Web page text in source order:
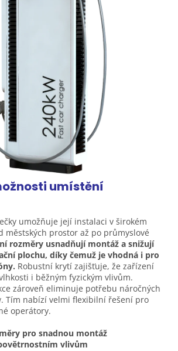
umístění
umožňuje její instalaci v širokém
městských prostor až po průmyslové
rozměry usnadňují montáž a snižují
plochu, díky čemuž je vhodná i pro
Robustní krytí zajišťuje, že zařízení
i běžným fyzickým vlivům.
zároveň eliminuje potřebu náročných
Tím nabízí velmi flexibilní řešení pro
operátory.
pro snadnou montáž
vlivům